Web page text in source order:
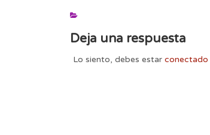
Deja una respuesta
Lo siento, debes estar conectado